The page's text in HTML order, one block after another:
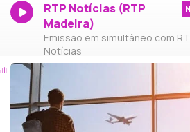
RTP Notícias (RTP
Madeira)
Emissão em simultâneo com
Notícias